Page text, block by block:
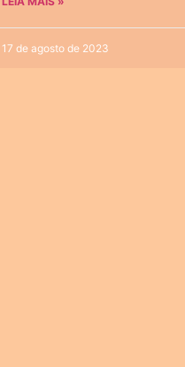
17 de agosto de 2023